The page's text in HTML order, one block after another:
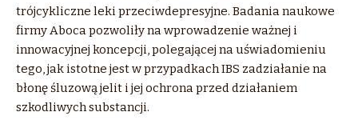
trójcykliczne leki przeciwdepresyjne. Badania naukowe
firmy Aboca pozwoliły na wprowadzenie ważnej i
innowacyjnej koncepcji, polegającej na uświadomieniu
tego, jak istotne jest w przypadkach IBS zadziałanie na
błonę śluzową jelit i jej ochrona przed działaniem
szkodliwych substancji.